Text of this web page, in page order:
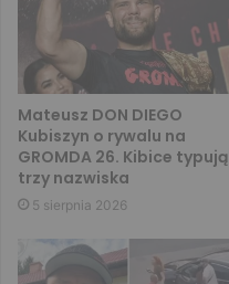
Mateusz DON DIEGO
Kubiszyn o rywalu na
GROMDA 26. Kibice typują
trzy nazwiska
5 sierpnia 2026